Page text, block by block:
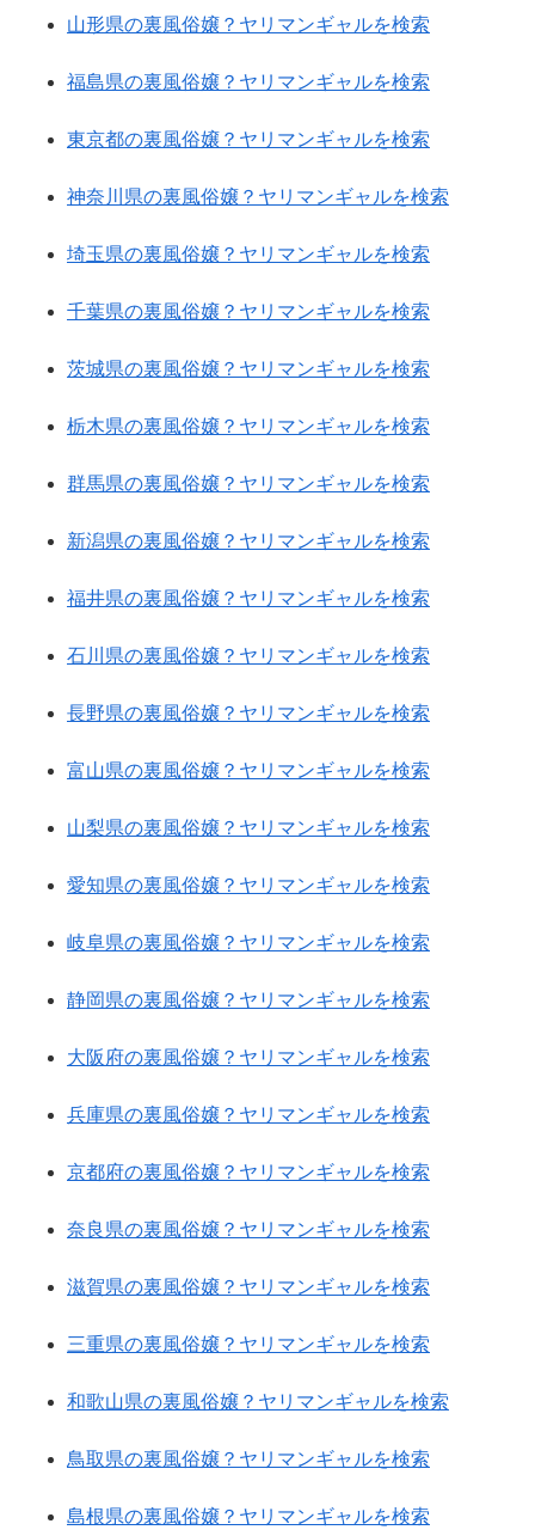
山形県の裏風俗嬢？ヤリマンギャルを検索
福島県の裏風俗嬢？ヤリマンギャルを検索
東京都の裏風俗嬢？ヤリマンギャルを検索
神奈川県の裏風俗嬢？ヤリマンギャルを検索
埼玉県の裏風俗嬢？ヤリマンギャルを検索
千葉県の裏風俗嬢？ヤリマンギャルを検索
茨城県の裏風俗嬢？ヤリマンギャルを検索
栃木県の裏風俗嬢？ヤリマンギャルを検索
群馬県の裏風俗嬢？ヤリマンギャルを検索
新潟県の裏風俗嬢？ヤリマンギャルを検索
福井県の裏風俗嬢？ヤリマンギャルを検索
石川県の裏風俗嬢？ヤリマンギャルを検索
長野県の裏風俗嬢？ヤリマンギャルを検索
富山県の裏風俗嬢？ヤリマンギャルを検索
山梨県の裏風俗嬢？ヤリマンギャルを検索
愛知県の裏風俗嬢？ヤリマンギャルを検索
岐阜県の裏風俗嬢？ヤリマンギャルを検索
静岡県の裏風俗嬢？ヤリマンギャルを検索
大阪府の裏風俗嬢？ヤリマンギャルを検索
兵庫県の裏風俗嬢？ヤリマンギャルを検索
京都府の裏風俗嬢？ヤリマンギャルを検索
奈良県の裏風俗嬢？ヤリマンギャルを検索
滋賀県の裏風俗嬢？ヤリマンギャルを検索
三重県の裏風俗嬢？ヤリマンギャルを検索
和歌山県の裏風俗嬢？ヤリマンギャルを検索
鳥取県の裏風俗嬢？ヤリマンギャルを検索
島根県の裏風俗嬢？ヤリマンギャルを検索